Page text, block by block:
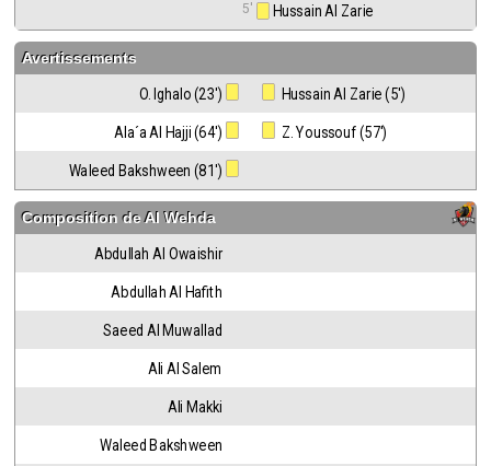
5' Hussain Al Zarie
Avertissements
O. Ighalo (23') Hussain Al Zarie (5')
Ala´a Al Hajji (64') Z. Youssouf (57')
Waleed Bakshween (81')
Composition deAl Wehda
Abdullah Al Owaishir
Abdullah Al Hafith
Saeed Al Muwallad
Ali Al Salem
Ali Makki
Waleed Bakshween